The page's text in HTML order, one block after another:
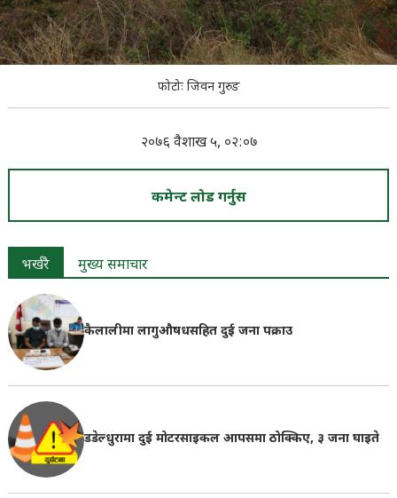
फोटोः जिवन गुरुङ
२०७६ वैशाख ५, ०२:०७
कमेन्ट लोड गर्नुस
भर्खरै मुख्य समाचार
कैलालीमा लागुऔषधसहित दुई जना पक्राउ
डडेल्धुरामा दुई मोटरसाइकल आपसमा ठोक्किए, ३ जना घाइते